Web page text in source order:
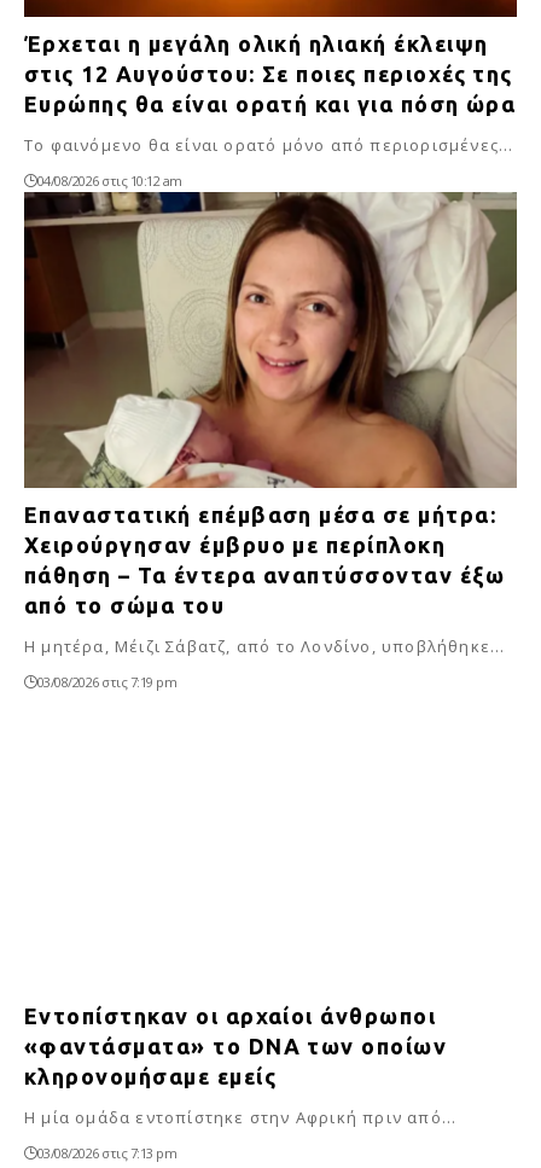
Έρχεται η μεγάλη ολική ηλιακή έκλειψη
στις 12 Αυγούστου: Σε ποιες περιοχές της
Ευρώπης θα είναι ορατή και για πόση ώρα
Το φαινόμενο θα είναι ορατό μόνο από περιορισμένες…
04/08/2026 στις 10:12 am
Επαναστατική επέμβαση μέσα σε μήτρα:
Χειρούργησαν έμβρυο με περίπλοκη
πάθηση – Τα έντερα αναπτύσσονταν έξω
από το σώμα του
Η μητέρα, Μέιζι Σάβατζ, από το Λονδίνο, υποβλήθηκε…
03/08/2026 στις 7:19 pm
Εντοπίστηκαν οι αρχαίοι άνθρωποι
«φαντάσματα» το DNA των οποίων
κληρονομήσαμε εμείς
Η μία ομάδα εντοπίστηκε στην Αφρική πριν από…
03/08/2026 στις 7:13 pm